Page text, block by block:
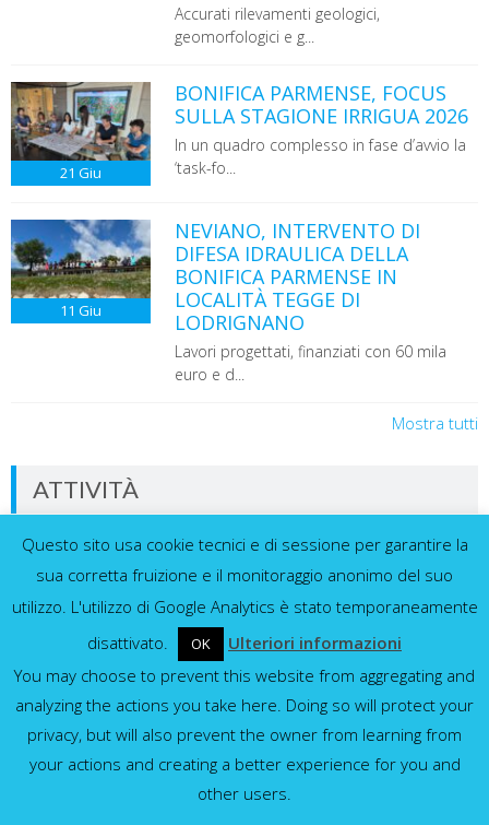
Accurati rilevamenti geologici,
geomorfologici e g...
21 Giu
BONIFICA PARMENSE, FOCUS
SULLA STAGIONE IRRIGUA 2026
In un quadro complesso in fase d’avvio la
‘task-fo...
11 Giu
NEVIANO, INTERVENTO DI
DIFESA IDRAULICA DELLA
BONIFICA PARMENSE IN
LOCALITÀ TEGGE DI
LODRIGNANO
Lavori progettati, finanziati con 60 mila
euro e d...
Mostra tutti
ATTIVITÀ
Dati in tempo reale dalla nostra rete di
sensori
Idrometri e pluviometri
Mostra tutti
Questo sito usa cookie tecnici e di sessione per garantire la
sua corretta fruizione e il monitoraggio anonimo del suo
utilizzo. L'utilizzo di Google Analytics è stato temporaneamente
disattivato.
OK
Ulteriori informazioni
You may choose to prevent this website from aggregating and
analyzing the actions you take here. Doing so will protect your
privacy, but will also prevent the owner from learning from
your actions and creating a better experience for you and
other users.